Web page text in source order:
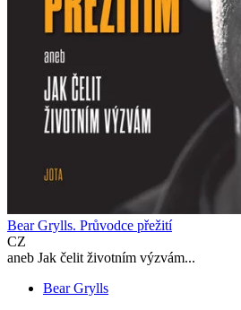
Bear Grylls. Průvodce přežití
CZ
aneb Jak čelit životním výzvám...
Bear Grylls